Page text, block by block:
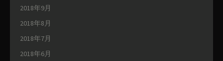
2018年9月
2018年8月
2018年7月
2018年6月